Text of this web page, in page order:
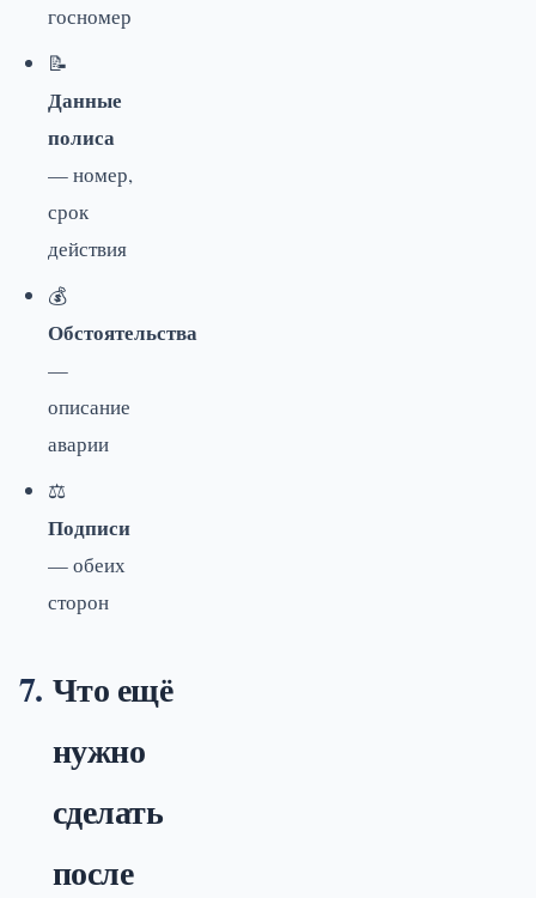
госномер
📝
Данные
полиса
— номер,
срок
действия
💰
Обстоятельства
—
описание
аварии
⚖️
Подписи
— обеих
сторон
Что ещё
нужно
сделать
после